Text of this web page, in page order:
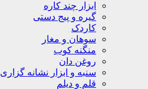
ابزار چند کاره
گیره و پیج دستی
کاردک
سوهان و مغار
منگنه کوب
روغن دان
سنبه و ابزار نشانه گزاری
قلم و دیلم